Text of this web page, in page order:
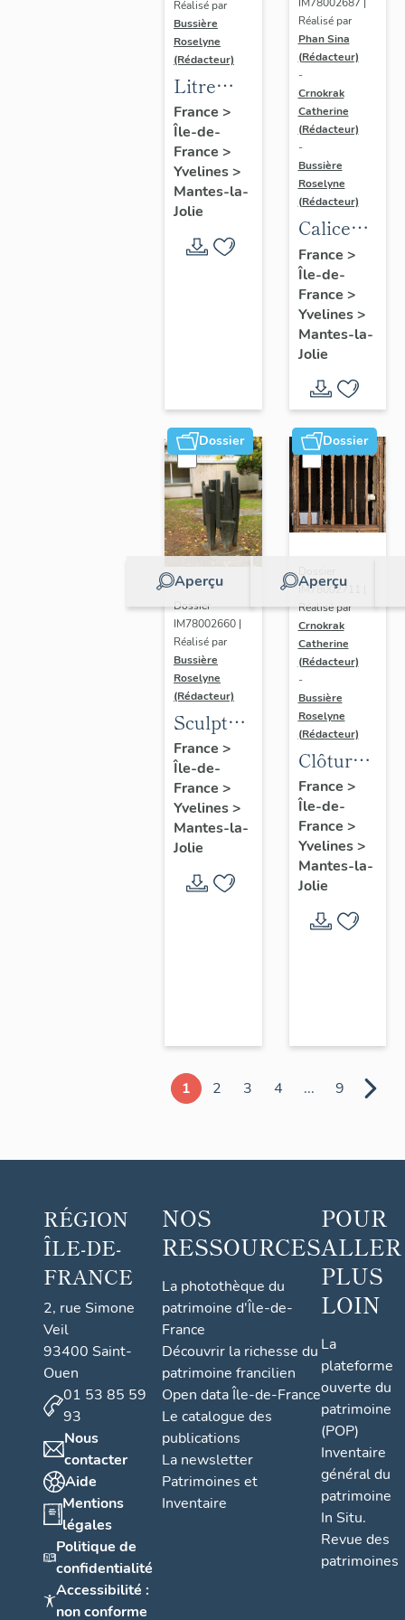
Réalisé par
Bussière
Roselyne
(Rédacteur)
Litre
funéraire
du
prince
de Conti
France >
Île-de-
France >
Yvelines>
Mantes-la-
Jolie
Réalisé par
Phan Sina
(Rédacteur)
-
Crnokrak
Catherine
(Rédacteur)
-
Bussière
Roselyne
(Rédacteur)
Calice
n°2 et sa
patène
France >
Île-de-
France >
Yvelines>
Mantes-la-
Jolie
Dossier
Aperçu
Dossier
IM78002660 |
Réalisé par
Bussière
Roselyne
(Rédacteur)
Sculpture
: la
Ronde
France >
Île-de-
France >
Yvelines>
Mantes-la-
Jolie
Dossier
Aperçu
IM78002711 |
Réalisé par
Crnokrak
Catherine
(Rédacteur)
-
Bussière
Roselyne
(Rédacteur)
Clôture
de
chœur
France >
Île-de-
France >
Yvelines>
Mantes-la-
Jolie
1 2 3 4 ... 9
RÉGION
ÎLE-DE-
FRANCE
2, rue Simone
Veil
93400 Saint-
Ouen
01 53 85 59
93
Nous
contacter
Aide
Mentions
légales
Politique de
confidentialité
Accessibilité :
non conforme
NOS
RESSOURCES
La photothèque du
patrimoine d'Île-de-
France
Découvrir la richesse du
patrimoine francilien
Open data Île-de-France
Le catalogue des
publications
La newsletter
Patrimoines et
Inventaire
POUR
ALLER
PLUS
LOIN
La
plateforme
ouverte du
patrimoine
(POP)
Inventaire
général du
patrimoine
In Situ.
Revue des
patrimoines